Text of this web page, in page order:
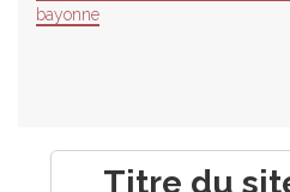
bayonne
Titre du